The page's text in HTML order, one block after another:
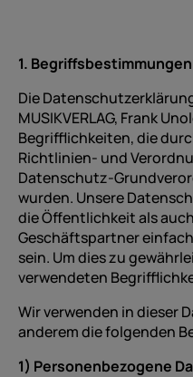
1. Begriffsbestimmungen
Die
MUSIKVERLAG, Frank
Begrifflichkeiten, die
Richtlinien- und
Datenschutz-
wurden. Unsere
die Öffentlichkeit als
Geschäftspartner
sein. Um dies zu
verwendeten
Wir verwenden in dieser
anderem die folgenden
1) Personenbezogene